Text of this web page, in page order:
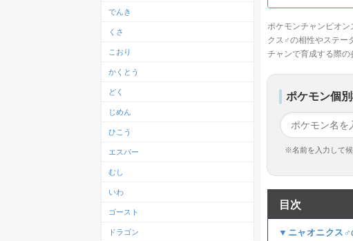
ポケモンチャンピオ
クス♂の相性やステー
チャンで育成する際の
ポケモン個
※名前を入力して候
目次
▼ニャオニクス♂
でんき
くさ
こおり
かくとう
どく
じめん
ひこう
エスパー
むし
いわ
ゴースト
ドラゴン